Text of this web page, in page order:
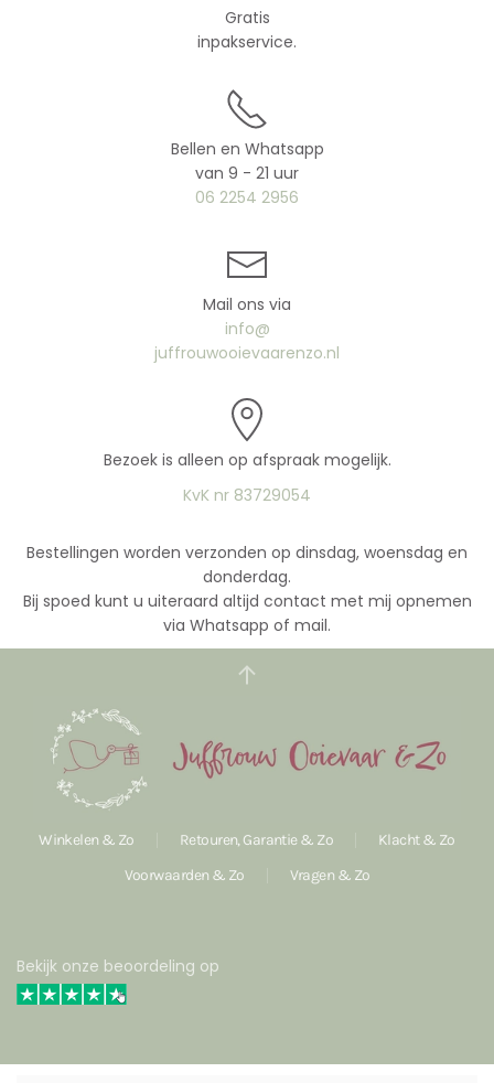
Gratis
inpakservice.
Bellen en Whatsapp
van 9 - 21 uur
06 2254 2956
Mail ons via
info@
juffrouwooievaarenzo.nl
Bezoek is alleen op afspraak mogelijk.
KvK nr 83729054
Bestellingen worden verzonden op dinsdag, woensdag en
donderdag.
Bij spoed kunt u uiteraard altijd contact met mij opnemen
via Whatsapp of mail.
Winkelen & Zo Retouren, Garantie & Zo
Klacht & Zo
Voorwaarden & Zo
Vragen & Zo
Bekijk onze beoordeling op